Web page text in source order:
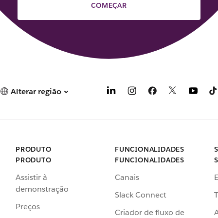
a
COMEÇAR
Alterar região
PRODUTO
PRODUTO
Assistir à
demonstração
Preços
FUNCIONALIDADES
FUNCIONALIDADES
Canais
Slack Connect
Criador de fluxo de